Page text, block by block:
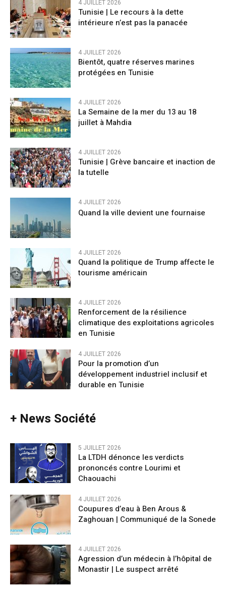
4 JUILLET 2026
Tunisie | Le recours à la dette
intérieure n’est pas la panacée
4 JUILLET 2026
Bientôt, quatre réserves marines
protégées en Tunisie
4 JUILLET 2026
La Semaine de la mer du 13 au 18
juillet à Mahdia
4 JUILLET 2026
Tunisie | Grève bancaire et inaction de
la tutelle
4 JUILLET 2026
Quand la ville devient une fournaise
4 JUILLET 2026
Quand la politique de Trump affecte le
tourisme américain
4 JUILLET 2026
Renforcement de la résilience
climatique des exploitations agricoles
en Tunisie
4 JUILLET 2026
Pour la promotion d’un
développement industriel inclusif et
durable en Tunisie
+ News Société
5 JUILLET 2026
La LTDH dénonce les verdicts
prononcés contre Lourimi et
Chaouachi
4 JUILLET 2026
Coupures d’eau à Ben Arous &
Zaghouan | Communiqué de la Sonede
4 JUILLET 2026
Agression d’un médecin à l’hôpital de
Monastir | Le suspect arrêté